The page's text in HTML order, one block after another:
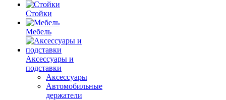
Стойки
Мебель
Аксессуары и
подставки
Аксессуары
Автомобильные
держатели